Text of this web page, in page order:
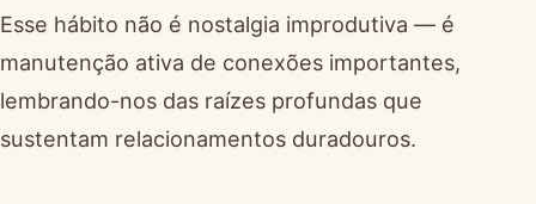
Esse hábito não é nostalgia improdutiva — é
manutenção ativa de conexões importantes,
lembrando-nos das raízes profundas que
sustentam relacionamentos duradouros.